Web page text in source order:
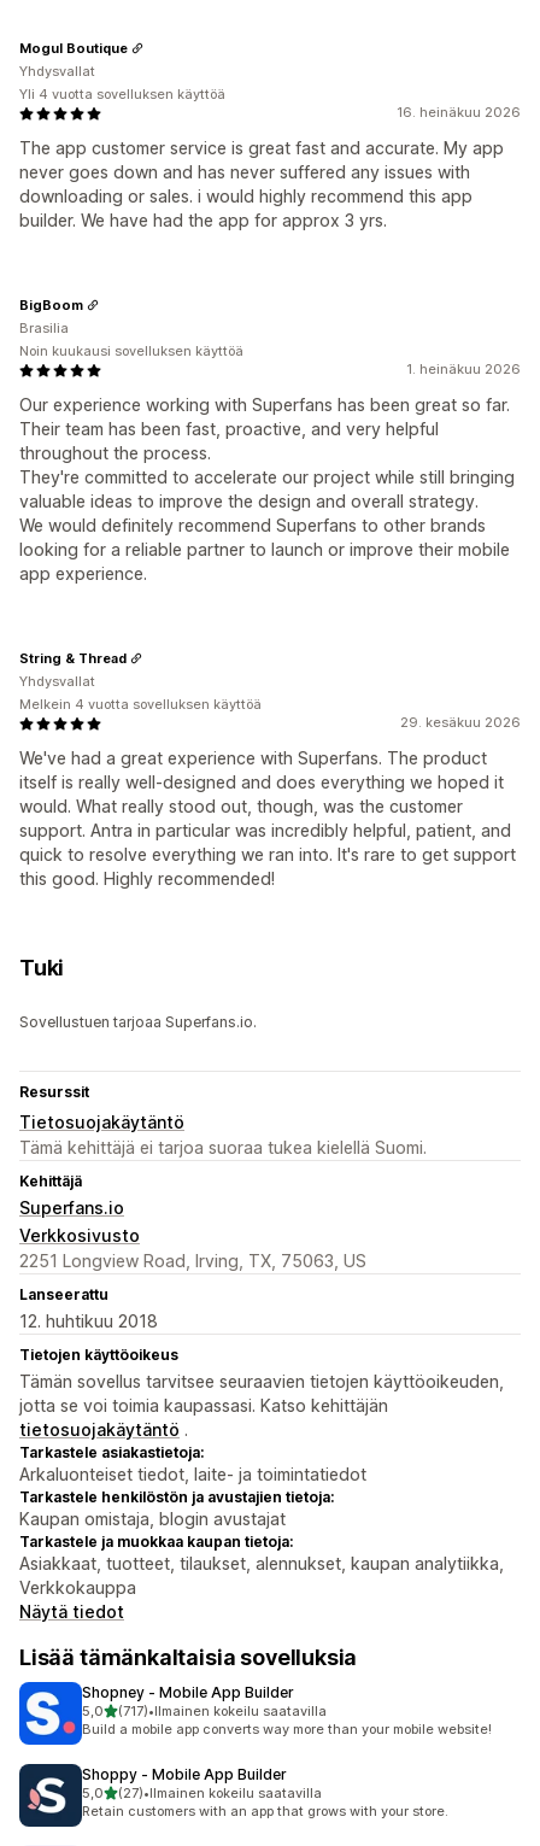
16. heinäkuu 2026
The app customer service is great fast and accurate. My app
never goes down and has never suffered any issues with
downloading or sales. i would highly recommend this app
builder. We have had the app for approx 3 yrs.
Mogul Boutique
Yhdysvallat
Yli 4 vuotta sovelluksen käyttöä
1. heinäkuu 2026
Our experience working with Superfans has been great so far.
Their team has been fast, proactive, and very helpful
throughout the process.
They're committed to accelerate our project while still bringing
valuable ideas to improve the design and overall strategy.
We would definitely recommend Superfans to other brands
looking for a reliable partner to launch or improve their mobile
app experience.
BigBoom
Brasilia
Noin kuukausi sovelluksen käyttöä
29. kesäkuu 2026
We've had a great experience with Superfans. The product
itself is really well-designed and does everything we hoped it
would. What really stood out, though, was the customer
support. Antra in particular was incredibly helpful, patient, and
quick to resolve everything we ran into. It's rare to get support
this good. Highly recommended!
String & Thread
Yhdysvallat
Melkein 4 vuotta sovelluksen käyttöä
Tuki
Sovellustuen tarjoaa Superfans.io.
Resurssit
Tietosuojakäytäntö
Tämä kehittäjä ei tarjoa suoraa tukea kielellä Suomi.
Kehittäjä
Superfans.io
Verkkosivusto
2251 Longview Road, Irving, TX, 75063, US
Lanseerattu
12. huhtikuu 2018
Tietojen käyttöoikeus
Tämän sovellus tarvitsee seuraavien tietojen käyttöoikeuden,
jotta se voi toimia kaupassasi. Katso kehittäjän
tietosuojakäytäntö .
Tarkastele asiakastietoja:
Arkaluonteiset tiedot, laite- ja toimintatiedot
Tarkastele henkilöstön ja avustajien tietoja:
Kaupan omistaja, blogin avustajat
Tarkastele ja muokkaa kaupan tietoja:
Asiakkaat, tuotteet, tilaukset, alennukset, kaupan analytiikka,
Verkkokauppa
Näytä tiedot
Lisää tämänkaltaisia sovelluksia
Shopney ‑ Mobile App Builder
5,0/ 5 tähteä
(717)
717 arvostelua yhteensä
•Ilmainen kokeilu saatavilla
Build a mobile app converts way more than your mobile website!
Shoppy ‑ Mobile App Builder
5,0/ 5 tähteä
(27)
27 arvostelua yhteensä
•Ilmainen kokeilu saatavilla
Retain customers with an app that grows with your store.